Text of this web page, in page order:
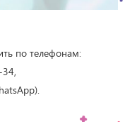
по телефонам: